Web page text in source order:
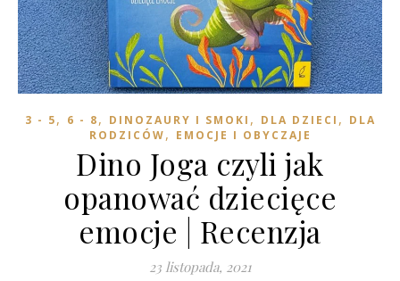
3 - 5, 6 - 8, DINOZAURY I SMOKI , DLA DZIECI , DLA
RODZICÓW, EMOCJE I OBYCZAJE
Dino Joga czyli jak
opanować dziecięce
emocje | Recenzja
23 listopada, 2021